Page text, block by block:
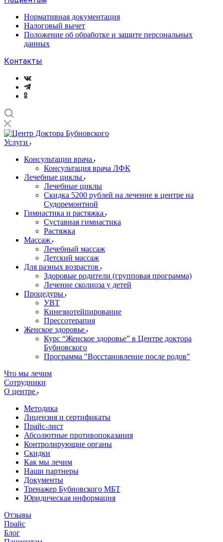
Нормативная документация
Налоговый вычет
Положение об обработке и защите персональных
данных
Контакты
Услуги
Консультации врача
Консультация врача ЛФК
Лечебные циклы
Лечебные циклы
Скидка 5200 рублей на лечение в центре на
Судоремонтной
Гимнастика и растяжка
Суставная гимнастика
Растяжка
Массаж
Лечебный массаж
Детский массаж
Для разных возрастов
Здоровые родители (групповая программа)
Лечение сколиоза у детей
Процедуры
УВТ
Кинезиотейпирование
Прессотерапия
Женское здоровье
Курс “Женское здоровье” в Центре доктора
Бубновского
Программа "Восстановление после родов"
Что мы лечим
Сотрудники
О центре
Методика
Лицензия и сертификаты
Прайс-лист
Абсолютные противопоказания
Контролирующие органы
Скидки
Как мы лечим
Наши партнеры
Документы
Тренажер Бубновского МБТ
Юридическая информация
Отзывы
Прайс
Блог